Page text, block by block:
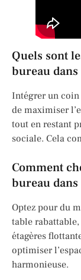
Quels sont
bureau
Intégrer un coin
de maximiser
tout en restant
sociale. Cela
Comment
bureau
Optez pour du
table
étagères
optimiser
harmonieuse.